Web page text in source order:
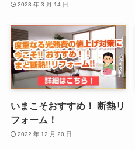
2023 年 3 月 14 日
いまこそおすすめ！ 断熱リ
フォーム！
2022 年 12 月 20 日